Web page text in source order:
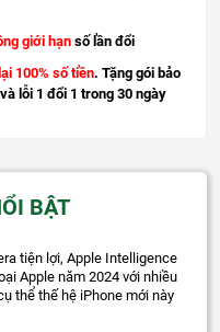
giới hạnsố lần đổi
100% số tiền. Tặng gói bảo
lỗi 1 đổi 1 trong 30 ngày
BẬT
tiện lợi, Apple Intelligence
Apple năm 2024 với nhiều
thể thế hệ iPhone mới này